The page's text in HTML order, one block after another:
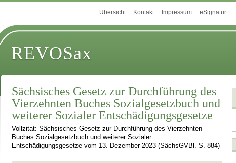
Übersicht Kontakt Impressum eSignatur
REVOSax
Sächsisches Gesetz zur Durchführung des
Vierzehnten Buches Sozialgesetzbuch und
weiterer Sozialer Entschädigungsgesetze
Vollzitat: Sächsisches Gesetz zur Durchführung des Vierzehnten
Buches Sozialgesetzbuch und weiterer Sozialer
Entschädigungsgesetze vom 13. Dezember 2023 (SächsGVBl. S. 884)